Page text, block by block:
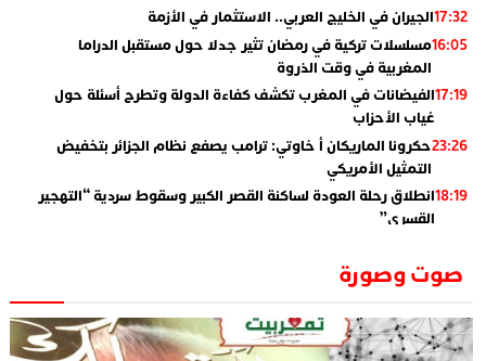
17:32الجيران في الخليج العربي.. الاستثمار في الأزمة
16:05مسلسلات تركية في رمضان تثير جدلا حول مستقبل الدراما
المغربية في وقت الذروة
17:19الفيضانات في المغرب تكشف كفاءة الدولة وتطرح أسئلة حول
غياب الأحزاب
23:26حكرونا الماريكان أ خاوتي: ترامب يصفع نظام الجزائر بتخفيض
التمثيل الأمريكي
18:19انطلاق رحلة العودة لساكنة القصر الكبير وسقوط سردية “التهجير
القسري”
01:55
​”لارام”.. 3 خطوط أخرى نحو إسبانيا وهذه هي الوجهات
14:37الاعلامي حسن فاتح.. لهذا السبب يرفض بعض لاعبوا المنتخب
تعيين السكتيوي
صوت وصورة